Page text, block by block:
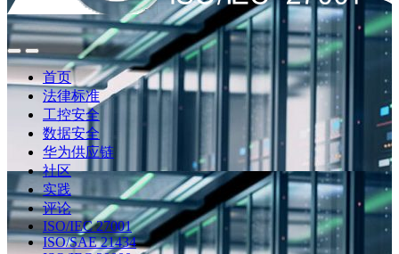
点
此
搜
点
此
查
导
航
首页
法律标准
工控安全
数据安全
华为供应链
社区
实践
评论
ISO/IEC 27001
ISO/SAE 21434